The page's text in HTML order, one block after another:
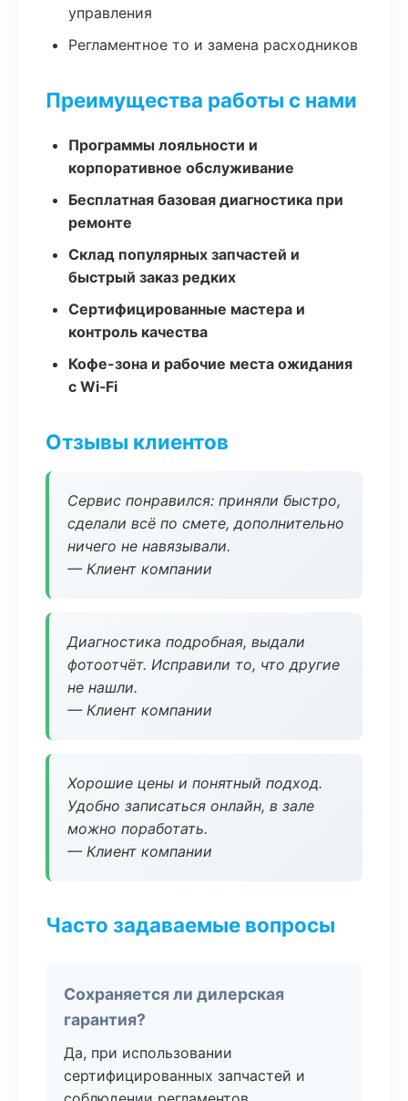
управления
Регламентное то и замена расходников
Преимущества работы с нами
Программы лояльности и
корпоративное обслуживание
Бесплатная базовая диагностика при
ремонте
Склад популярных запчастей и
быстрый заказ редких
Сертифицированные мастера и
контроль качества
Кофе-зона и рабочие места ожидания
с Wi‑Fi
Отзывы клиентов
Сервис понравился: приняли быстро,
сделали всё по смете, дополнительно
ничего не навязывали.
— Клиент компании
Диагностика подробная, выдали
фотоотчёт. Исправили то, что другие
не нашли.
— Клиент компании
Хорошие цены и понятный подход.
Удобно записаться онлайн, в зале
можно поработать.
— Клиент компании
Часто задаваемые вопросы
Сохраняется ли дилерская
гарантия?
Да, при использовании
сертифицированных запчастей и